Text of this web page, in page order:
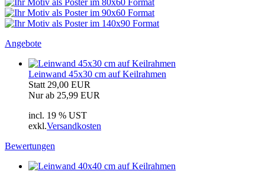
Angebote
Leinwand 45x30 cm auf Keilrahmen
Statt 29,00 EUR
Nur ab 25,99 EUR
incl. 19 % UST
exkl.Versandkosten
Bewertungen